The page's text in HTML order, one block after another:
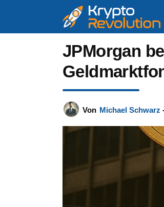
JPMorgan
Von Michael Schwarz